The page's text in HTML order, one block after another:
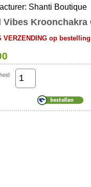
Shanti Boutique
Vibes Kroonchakra
VERZENDING op